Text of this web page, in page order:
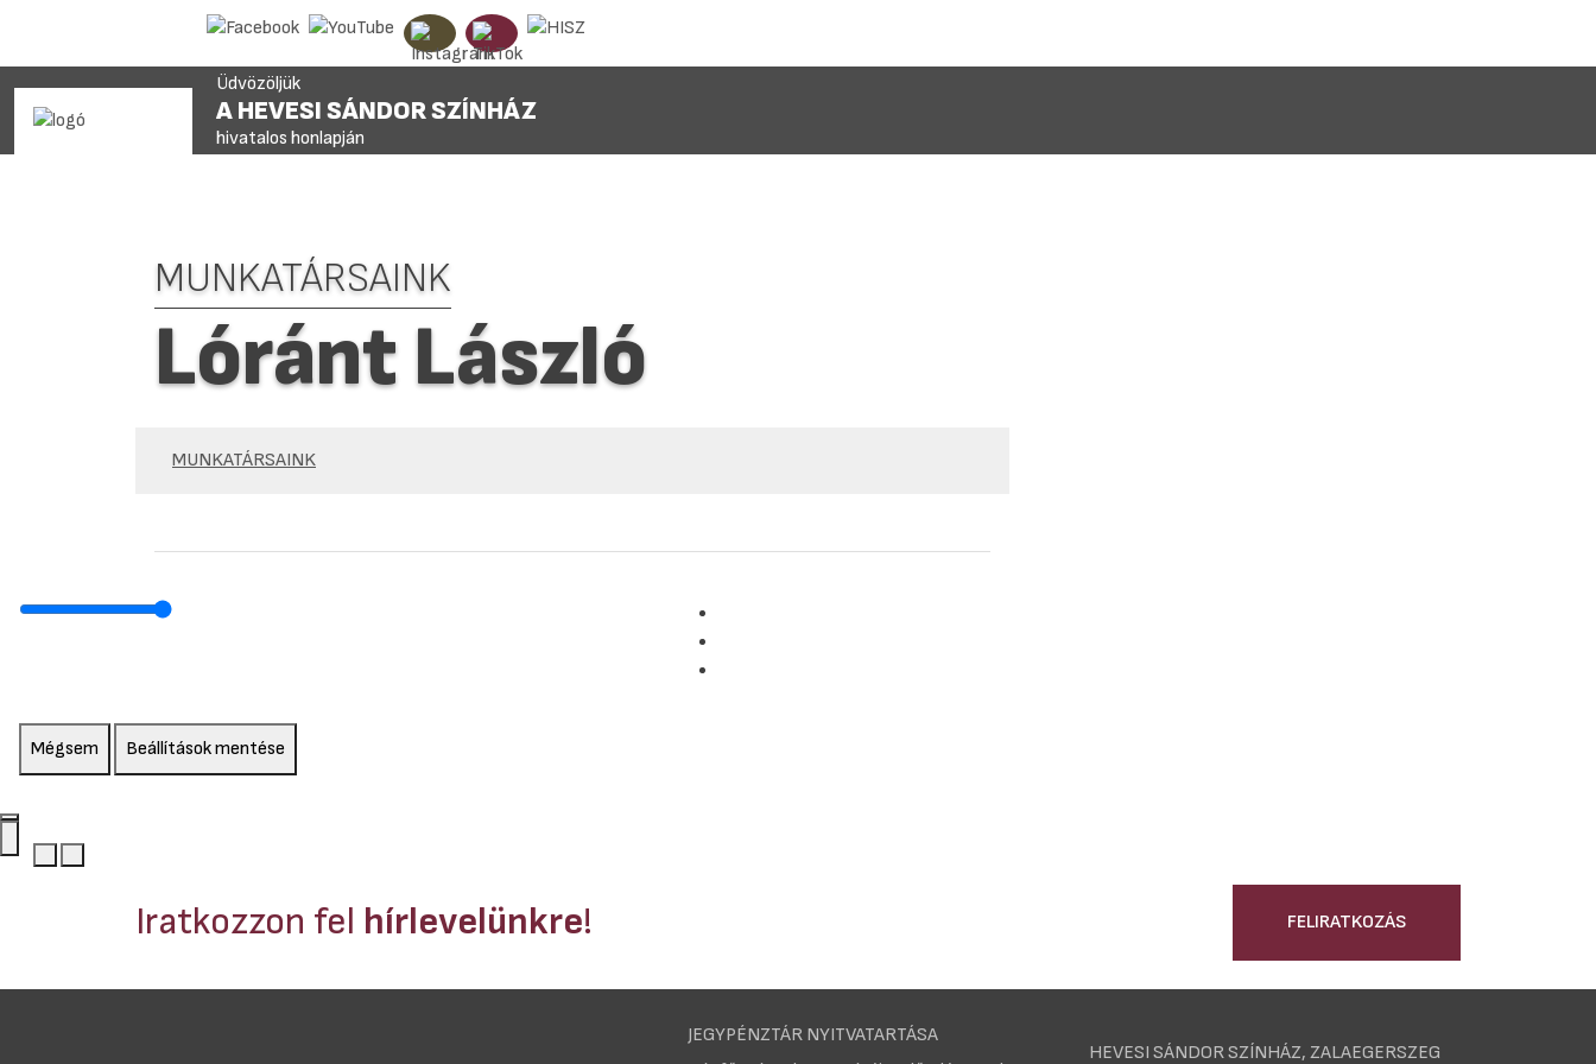
Üdvözöljük
A HEVESI SÁNDOR SZÍNHÁZ
hivatalos honlapján
MUNKATÁRSAINK
Lóránt László
MUNKATÁRSAINK
Mégsem Beállítások mentése
Iratkozzon fel hírlevelünkre! FELIRATKOZÁS
JEGYPÉNZTÁR NYITVATARTÁSA
HEVESI SÁNDOR SZÍNHÁZ, ZALAEGERSZEG